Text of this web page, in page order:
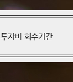
투자비 회수기간